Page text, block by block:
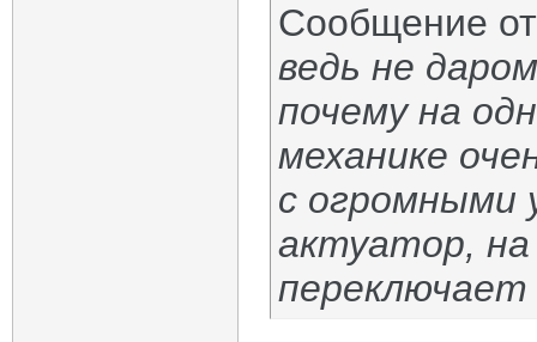
Сообщение
ведь не
почему на
механике
с огромными
актуатор, на
переключает